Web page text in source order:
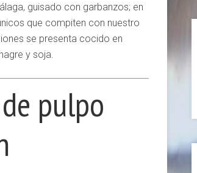
guisado con garbanzos; en
que compiten con nuestro
se presenta cocido en
y soja.
pulpo